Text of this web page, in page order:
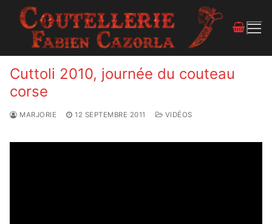
Cuttoli 2010, journée du couteau
corse
MARJORIE 12 SEPTEMBRE 2011 VIDÉOS